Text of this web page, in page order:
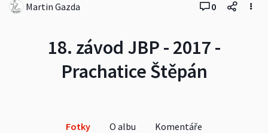
18. závod JBP - 2017 -
Prachatice Štěpán
Martin Gazda 0
Fotky O albu Komentáře